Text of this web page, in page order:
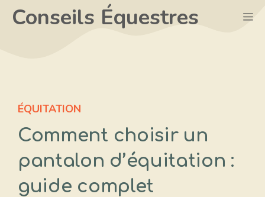
AllerConseils Équestres
ÉQUITATION
Comment choisir un
pantalon d’équitation :
guide complet